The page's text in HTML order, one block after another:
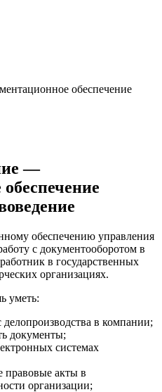
обеспечение
—
обеспечению управления
с документооборотом в
в государственных
организациях.
уметь:
в компании;
документы;
системах
правовые акты в
организации;